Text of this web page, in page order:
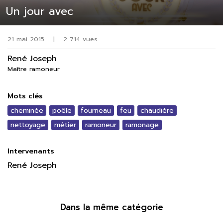
Un jour avec
21 mai 2015 | 2 714 vues
René Joseph
Maître ramoneur
Mots clés
cheminée poêle fourneau feu
chaudière
nettoyage
métier ramoneur ramonage
Intervenants
René Joseph
Dans la même catégorie